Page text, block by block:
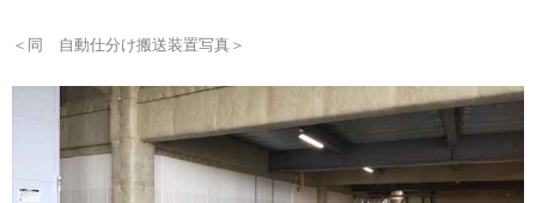
＜同 自動仕分け搬送装置写真＞